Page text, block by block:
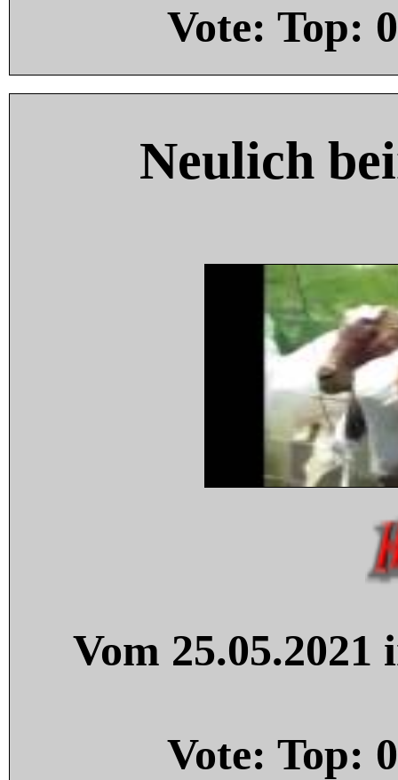
Vote: Top: 0
Neulich
Vom
Vote: Top: 0